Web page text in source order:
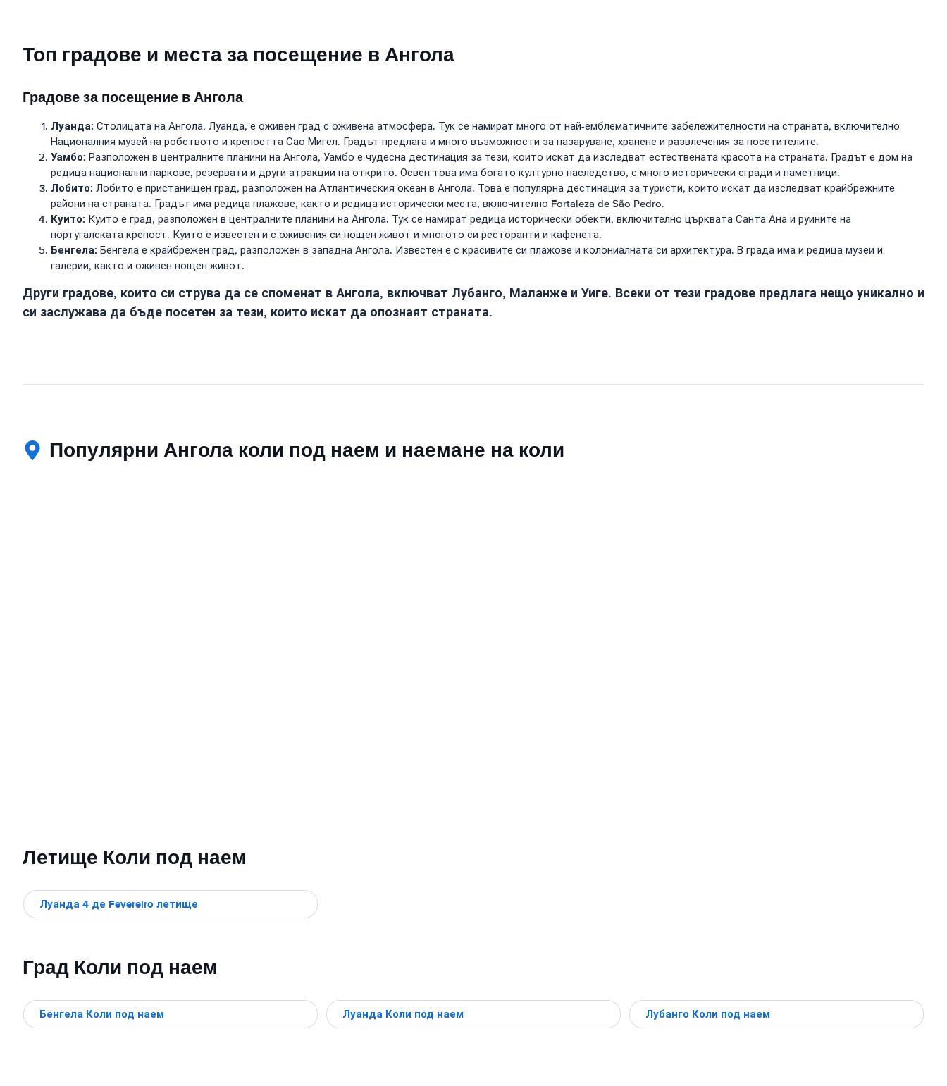
Топ градове и места за посещение в Ангола
Градове за посещение в Ангола
Луанда: Столицата на Ангола, Луанда, е оживен град с оживена атмосфера. Тук се намират много от най-емблематичните забележителности на страната, включително
Националния музей на робството и крепостта Сао Мигел. Градът предлага и много възможности за пазаруване, хранене и развлечения за посетителите.
Уамбо: Разположен в централните планини на Ангола, Уамбо е чудесна дестинация за тези, които искат да изследват естествената красота на страната. Градът е дом на
редица национални паркове, резервати и други атракции на открито. Освен това има богато културно наследство, с много исторически сгради и паметници.
Лобито: Лобито е пристанищен град, разположен на Атлантическия океан в Ангола. Това е популярна дестинация за туристи, които искат да изследват крайбрежните
райони на страната. Градът има редица плажове, както и редица исторически места, включително Fortaleza de São Pedro.
Куито: Куито е град, разположен в централните планини на Ангола. Тук се намират редица исторически обекти, включително църквата Санта Ана и руините на
португалската крепост. Куито е известен и с оживения си нощен живот и многото си ресторанти и кафенета.
Бенгела: Бенгела е крайбрежен град, разположен в западна Ангола. Известен е с красивите си плажове и колониалната си архитектура. В града има и редица музеи и
галерии, както и оживен нощен живот.
Други градове, които си струва да се споменат в Ангола, включват Лубанго, Маланже и Уиге. Всеки от тези градове предлага нещо уникално и
си заслужава да бъде посетен за тези, които искат да опознаят страната.
Популярни Ангола коли под наем и наемане на коли
Летище Коли под наем
Луанда 4 де Fevereiro летище
Град Коли под наем
Бенгела Коли под наем Луанда Коли под наем Лубанго Коли под наем